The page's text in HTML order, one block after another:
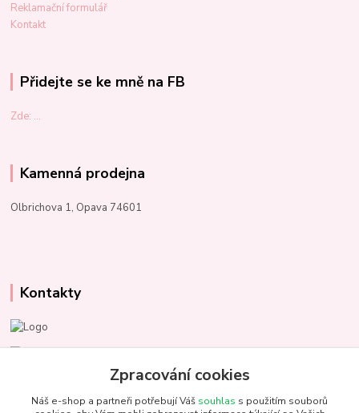
Reklamační formulář
Kontakt
Přidejte se ke mně na FB
Zde: ...
Kamenná prodejna
Olbrichova 1, Opava 74601
Kontakty
Marcela Kupková
+420 731 153 484
info@unezbednychklubicek.cz
Zpracování cookies
Náš e-shop a partneři potřebují Váš souhlas s použitím souborů